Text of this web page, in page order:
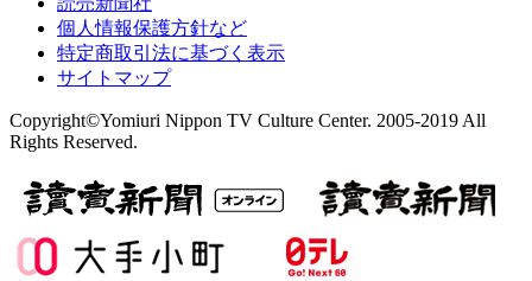
個人情報保護方針など
特定商取引法に基づく表示
サイトマップ
Copyright©Yomiuri Nippon TV Culture Center. 2005-2019 All
Rights Reserved.